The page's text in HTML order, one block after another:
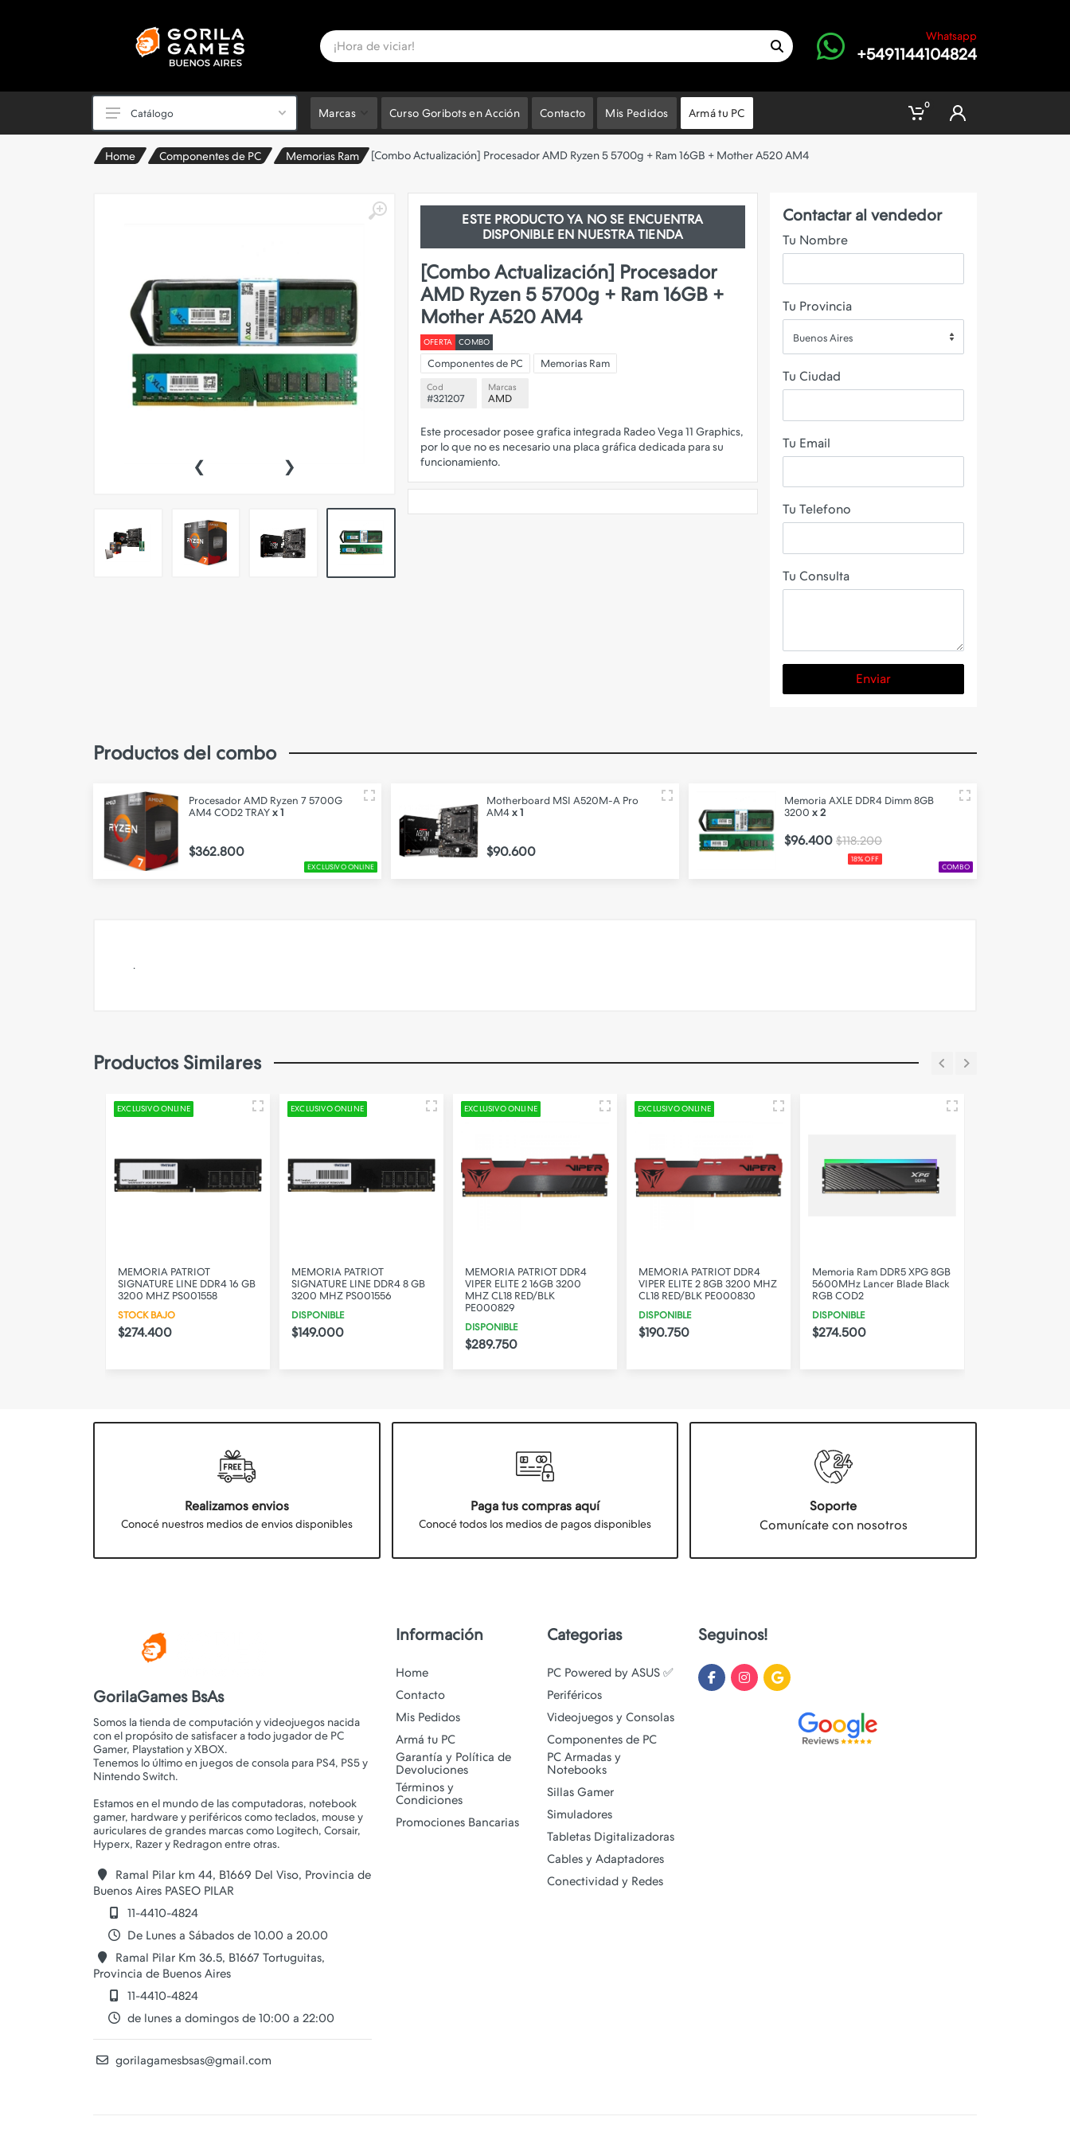
Whatsapp
+5491144104824
Componentes de PC
PC Armadas y Notebooks
Sillas Gamer
Simuladores
Tabletas Digitalizadoras
Catálogo Marcas Curso Goribots en Acción Contacto Mis Pedidos Armá tu PC
0
Home Componentes de PC Memorias Ram [Combo Actualización] Procesador AMD Ryzen 5 5700g + Ram 16GB + Mother A520 AM4
‹ ›
ESTE PRODUCTO YA NO SE ENCUENTRA
DISPONIBLE EN NUESTRA TIENDA
[Combo Actualización] Procesador
AMD Ryzen 5 5700g + Ram 16GB +
Mother A520 AM4
OFERTA COMBO
Componentes de PC Memorias Ram
Cod
#321207
Marcas
AMD
Este procesador posee grafica integrada Radeo Vega 11 Graphics,
por lo que no es necesario una placa gráfica dedicada para su
Contactar al vendedor
Tu Nombre
Tu Provincia
Buenos Aires
Tu Ciudad
Tu Email
Tu Telefono
Tu Consulta
Enviar
Productos del combo
EXCLUSIVO ONLINE
Procesador AMD Ryzen 7 5700G
AM4 COD2 TRAY x 1
$362.800
Motherboard MSI A520M-A Pro
AM4 x 1
$90.600
COMBO
Memoria AXLE DDR4 Dimm 8GB
3200 x 2
$96.400 $118.200
18% OFF
.
Productos Similares
EXCLUSIVO ONLINE
MEMORIA PATRIOT
SIGNATURE LINE DDR4 16 GB
3200 MHZ PS001558
STOCK BAJO
$274.400
EXCLUSIVO ONLINE
MEMORIA PATRIOT
SIGNATURE LINE DDR4 8 GB
3200 MHZ PS001556
DISPONIBLE
$149.000
EXCLUSIVO ONLINE
MEMORIA PATRIOT DDR4
VIPER ELITE 2 16GB 3200
MHZ CL18 RED/BLK
PE000829
DISPONIBLE
$289.750
EXCLUSIVO ONLINE
MEMORIA PATRIOT DDR4
VIPER ELITE 2 8GB 3200 MHZ
CL18 RED/BLK PE000830
DISPONIBLE
$190.750
Memoria Ram DDR5 XPG 8GB
5600MHz Lancer Blade Black
RGB COD2
DISPONIBLE
$274.500
Realizamos envios
Conocé nuestros medios de envios disponibles
Paga tus compras aquí
Conocé todos los medios de pagos disponibles
Soporte
Comunícate con nosotros
GorilaGames BsAs
Somos la tienda de computación y videojuegos nacida
con el propósito de satisfacer a todo jugador de PC
Gamer, Playstation y XBOX.
Tenemos lo último en juegos de consola para PS4, PS5 y
Nintendo Switch.
Estamos en el mundo de las computadoras, notebook
gamer, hardware y periféricos como teclados, mouse y
auriculares de grandes marcas como Logitech, Corsair,
Ramal Pilar km 44, B1669 Del Viso, Provincia de
Buenos Aires PASEO PILAR
11-4410-4824
De Lunes a Sábados de 10.00 a 20.00
Ramal Pilar Km 36.5, B1667 Tortuguitas,
Provincia de Buenos Aires
11-4410-4824
de lunes a domingos de 10:00 a 22:00
gorilagamesbsas@gmail.com
Información
Home
Contacto
Mis Pedidos
Armá tu PC
Garantía y Política de
Devoluciones
Términos y
Condiciones
Promociones Bancarias
Categorias
PC Powered by ASUS ✅
Periféricos
Videojuegos y Consolas
Componentes de PC
PC Armadas y
Notebooks
Sillas Gamer
Simuladores
Tabletas Digitalizadoras
Cables y Adaptadores
Conectividad y Redes
Seguinos!